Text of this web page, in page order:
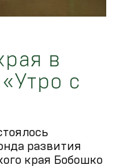
в
с
развития
края Бобошко